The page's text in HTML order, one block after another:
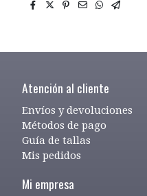
Atención al cliente
Envíos y devoluciones
Métodos de pago
Guía de tallas
Mis pedidos
Mi empresa